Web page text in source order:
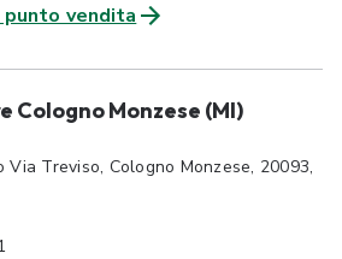
vendita
Cologno Monzese (MI)
Via Treviso, Cologno Monzese, 20093,